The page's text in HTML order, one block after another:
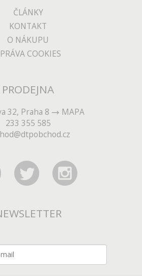
ČLÁNKY
KONTAKT
O NÁKUPU
COOKIES
PRODEJNA
32, Praha 8
MAPA
233 355 585